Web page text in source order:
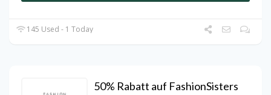
145 Used - 1 Today
50% Rabatt auf FashionSisters